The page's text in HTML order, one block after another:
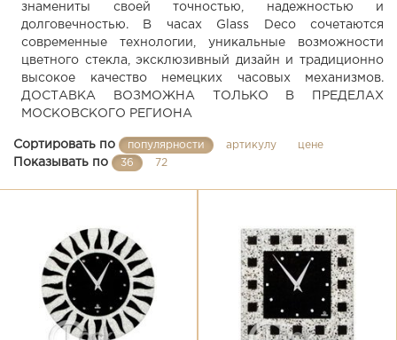
знамениты своей точностью, надежностью и
долговечностью. В часах Glass Deco сочетаются
современные технологии, уникальные возможности
цветного стекла, эксклюзивный дизайн и традиционно
высокое качество немецких часовых механизмов.
ДОСТАВКА ВОЗМОЖНА ТОЛЬКО В ПРЕДЕЛАХ
МОСКОВСКОГО РЕГИОНА
Сортировать по популярности артикулу цене
Показывать по 36 72